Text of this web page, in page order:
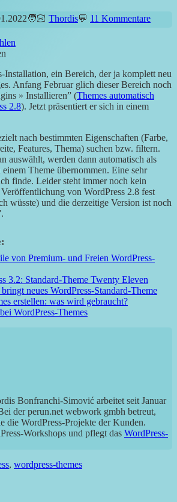
Thordis 11 Kommentare
Installation, ein Bereich, der ja komplett neu
Anfang Februar glich dieser Bereich noch
» Installieren” (Themes automatisch
2.8). Jetzt präsentiert er sich in einem
nach bestimmten Eigenschaften (Farbe,
Features, Thema) suchen bzw. filtern.
auswählt, werden dann automatisch als
Theme übernommen. Eine sehr
finde. Leider steht immer noch kein
von WordPress 2.8 fest
wüsste) und die derzeitige Version ist noch
von Premium- und Freien WordPress-
3.2: Standard-Theme Twenty Eleven
neues WordPress-Standard-Theme
erstellen: was wird gebraucht?
WordPress-Themes
Bonfranchi-Simović arbeitet seit Januar
der perun.net webwork gmbh betreut,
die WordPress-Projekte der Kunden.
Workshops und pflegt das WordPress-
, wordpress-themes